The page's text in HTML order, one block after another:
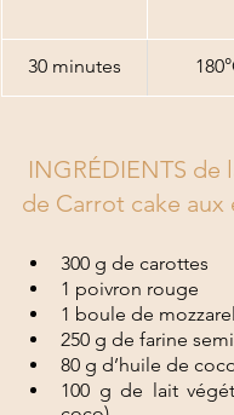
30 minutes
de Carrot cake aux
300 g de carottes
1 poivron rouge
1 boule de
250 g de farine
80 g d’huile de
100 g de lait